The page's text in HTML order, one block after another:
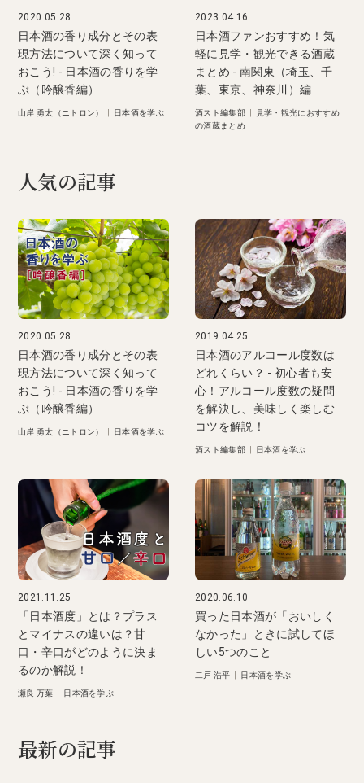
2020.05.28
日本酒の香り成分とその表
現方法について深く知って
おこう! - 日本酒の香りを学
ぶ（吟醸香編）
山岸 勇太（ニトロン） 日本酒を学ぶ
2023.04.16
日本酒ファンおすすめ！気
軽に見学・観光できる酒蔵
まとめ - 南関東（埼玉、千
葉、東京、神奈川）編
酒スト編集部
見学・観光におすすめ
の酒蔵まとめ
人気の記事
2020.05.28
日本酒の香り成分とその表
現方法について深く知って
おこう! - 日本酒の香りを学
ぶ（吟醸香編）
山岸 勇太（ニトロン） 日本酒を学ぶ
2019.04.25
日本酒のアルコール度数は
どれくらい？ - 初心者も安
心！アルコール度数の疑問
を解決し、美味しく楽しむ
コツを解説！
酒スト編集部 日本酒を学ぶ
2021.11.25
「日本酒度」とは？プラス
とマイナスの違いは？甘
口・辛口がどのように決ま
るのか解説！
瀬良 万葉 日本酒を学ぶ
2020.06.10
買った日本酒が「おいしく
なかった」ときに試してほ
しい5つのこと
二戸 浩平 日本酒を学ぶ
最新の記事